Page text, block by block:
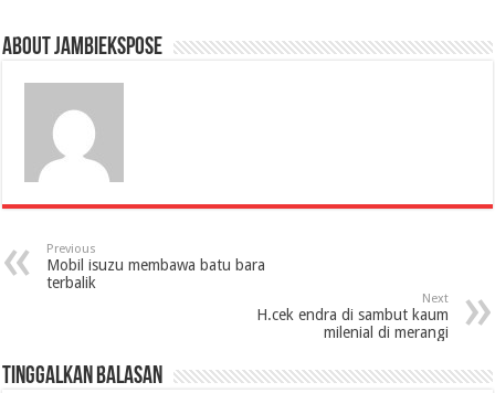
About jambiekspose
Previous
Mobil isuzu membawa batu bara
terbalik
Next
H.cek endra di sambut kaum
milenial di merangi
Tinggalkan Balasan